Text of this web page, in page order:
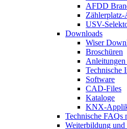
AFDD
USV-
Downloads
Wiser
Broschüren
Technische
Software
CAD-Files
Kataloge
KNX-
Technische FAQs
Weiterbildung und